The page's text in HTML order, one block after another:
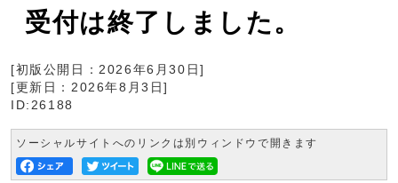
受付は終了しました。
[初版公開日：2026年6月30日]
[更新日： 2026年8月3日]
ID:26188
ソーシャルサイトへのリンクは別ウィンドウで開きます